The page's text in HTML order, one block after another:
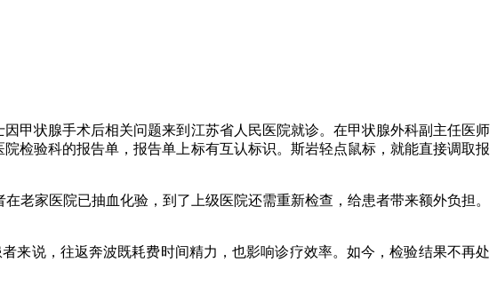
甲状腺手术后相关问题来到江苏省人民医院就诊。在甲状腺外科副主任医师
检验科的报告单，报告单上标有互认标识。斯岩轻点鼠标，就能直接调取报
老家医院已抽血化验，到了上级医院还需重新检查，给患者带来额外负担。
来说，往返奔波既耗费时间精力，也影响诊疗效率。如今，检验结果不再处